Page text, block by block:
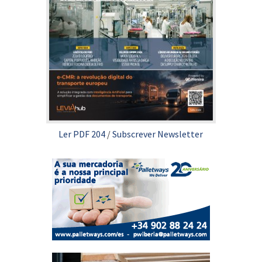
Ler PDF 204 /Subscrever Newsletter